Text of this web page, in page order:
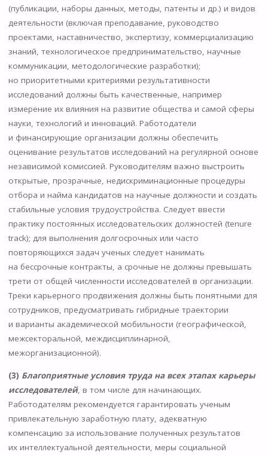
(публикации, наборы данных, методы, патенты и др.) и видов
деятельности (включая преподавание, руководство
проектами, наставничество, экспертизу, коммерциализацию
знаний, технологическое предпринимательство, научные
коммуникации, методологические разработки);
но приоритетными критериями результативности
исследований должны быть качественные, например
измерение их влияния на развитие общества и самой сферы
науки, технологий и инноваций. Работодатели
и финансирующие организации должны обеспечить
оценивание результатов исследований на регулярной основе
независимой комиссией. Руководителям важно выстроить
открытые, прозрачные, недискриминационные процедуры
отбора и найма кандидатов на научные должности и создать
стабильные условия трудоустройства. Следует ввести
практику постоянных исследовательских должностей (tenure
track); для выполнения долгосрочных или часто
повторяющихся задач ученых следует нанимать
на бессрочные контракты, а срочные не должны превышать
трети от общей численности исследователей в организации.
Треки карьерного продвижения должны быть понятными для
сотрудников, предусматривать гибридные траектории
и варианты академической мобильности (географической,
межсекторальной, междисциплинарной,
межорганизационной).
(3) Благоприятные условия труда на всех этапах карьеры
исследователей, в том числе для начинающих.
Работодателям рекомендуется гарантировать ученым
привлекательную заработную плату, адекватную
компенсацию за использование полученных результатов
их интеллектуальной деятельности, меры социальной